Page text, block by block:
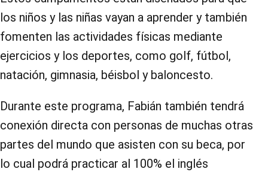
los niños y las niñas vayan a aprender y también
fomenten las actividades físicas mediante
ejercicios y los deportes, como golf, fútbol,
natación, gimnasia, béisbol y baloncesto.
Durante este programa, Fabián también tendrá
conexión directa con personas de muchas otras
partes del mundo que asisten con su beca, por
lo cual podrá practicar al 100% el inglés